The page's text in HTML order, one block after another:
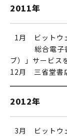
2011年
1月 ビットウ
総合電子書
ブ）」サービス
12月 三省堂書
2012年
3月 ビットウ